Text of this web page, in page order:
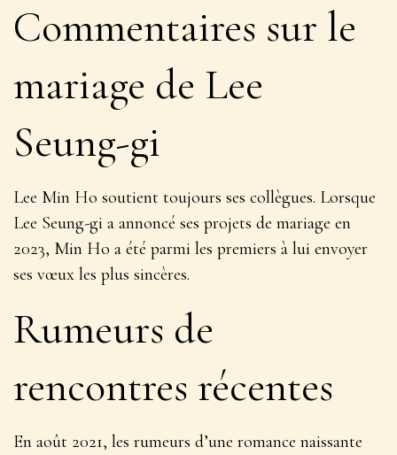
Commentaires sur le
mariage de Lee
Seung-gi
Lee Min Ho soutient toujours ses collègues. Lorsque
Lee Seung-gi a annoncé ses projets de mariage en
2023, Min Ho a été parmi les premiers à lui envoyer
ses vœux les plus sincères.
Rumeurs de
rencontres récentes
En août 2021, les rumeurs d’une romance naissante